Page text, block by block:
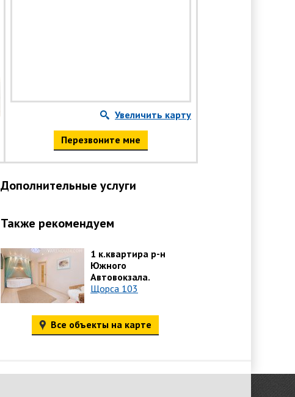
Увеличить карту
Перезвоните мне
Дополнительные услуги
Также рекомендуем
1 к.квартира р-н
Южного
Автовокзала.
Щорса 103
Все объекты на карте